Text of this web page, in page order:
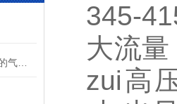
345-
大流量
zui高